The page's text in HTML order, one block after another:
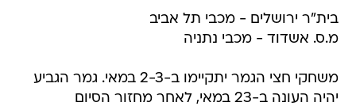
בית"ר ירושלים - מכבי תל אביב
מ.ס. אשדוד - מכבי נתניה
משחקי חצי הגמר יתקיימו ב-2-3 במאי. גמר הגביע
יהיה העונה ב-23 במאי, לאחר מחזור הסיום